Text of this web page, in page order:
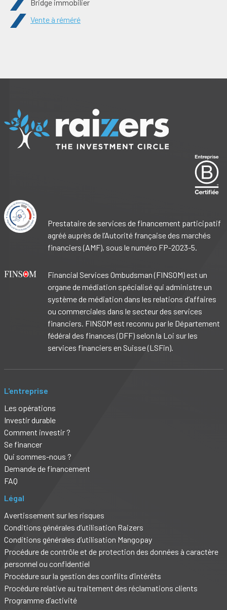
Bridge immobilier
Vente à réméré
Prestataire de services de financement participatif
agréé auprès de l’Autorité française des marchés
financiers (AMF), sous le numéro FP-2023-5.
Financial Services Ombudsman (FINSOM) est un
organe de médiation spécialisé qui administre un
système de médiation dans les relations d’affaires
ou commerciales dans le secteur des services
financiers. FINSOM est reconnu par le Département
fédéral des finances (DFF) selon la Loi sur les
services financiers en Suisse (LSFin).
L'entreprise
Les opérations
Investir durable
Comment investir ?
Se financer
Qui sommes-nous ?
Demande de financement
FAQ
Légal
Avertissement sur les risques
Conditions générales d’utilisation Raizers
Conditions générales d’utilisation Mangopay
Procédure de contrôle et de protection des données à caractère
personnel ou confidentiel
Procédure sur la gestion des conflits d’intérêts
Procédure relative au traitement des réclamations clients
Programme d’activité